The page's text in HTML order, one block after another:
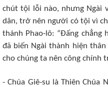
chút tội lỗi nào, nhưng Ngài
dân, trở nên người có tội vì
thánh Phao-lô: “Đấng chẳng
đã biến Ngài thành hiện
cho chúng ta nên công chính
- Chúa Giê-su là Thiên Chúa